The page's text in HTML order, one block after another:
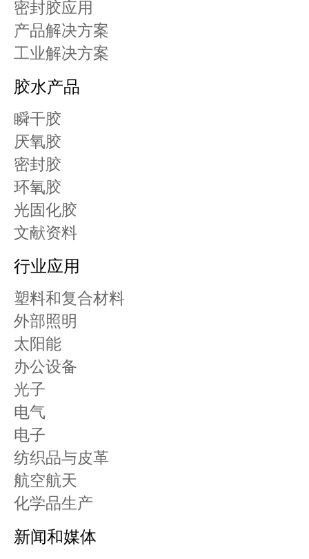
密封胶应用
产品解决方案
工业解决方案
胶水产品
瞬干胶
厌氧胶
密封胶
环氧胶
光固化胶
文献资料
行业应用
塑料和复合材料
外部照明
太阳能
办公设备
光子
电气
电子
纺织品与皮革
航空航天
化学品生产
新闻和媒体